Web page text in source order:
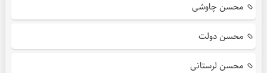
محسن چاوشی
محسن دولت
محسن لرستانی